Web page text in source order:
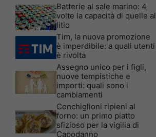
Batterie al sale marino: 4
volte la capacità di quelle al
litio
Tim, la nuova promozione
è imperdibile: a quali utenti
è rivolta
Assegno unico per i figli,
nuove tempistiche e
importi: quali sono i
cambiamenti
Conchiglioni ripieni al
forno: un primo piatto
sfizioso per la vigilia di
Capodanno